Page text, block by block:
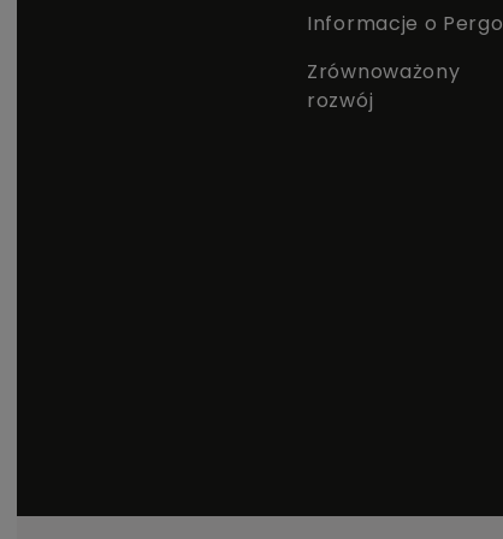
Informacje o Pergo
Zrównoważony
rozwój